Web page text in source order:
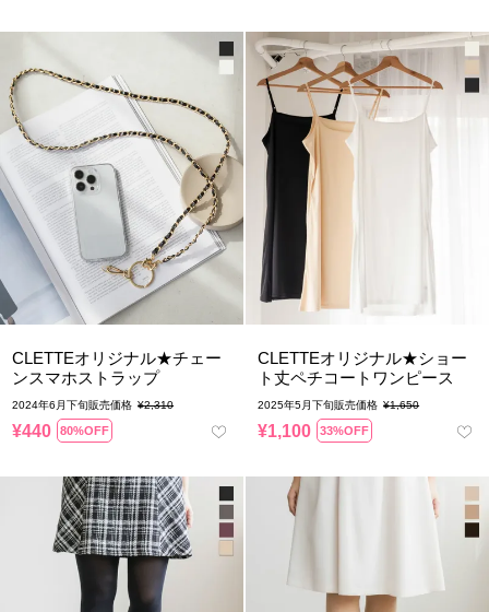
CLETTEオリジナル★チェー
ンスマホストラップ
2024年6月下旬販売価格 ¥2,310
¥440 80%OFF
CLETTEオリジナル★ショー
ト丈ペチコートワンピース
2025年5月下旬販売価格 ¥1,650
¥1,100 33%OFF